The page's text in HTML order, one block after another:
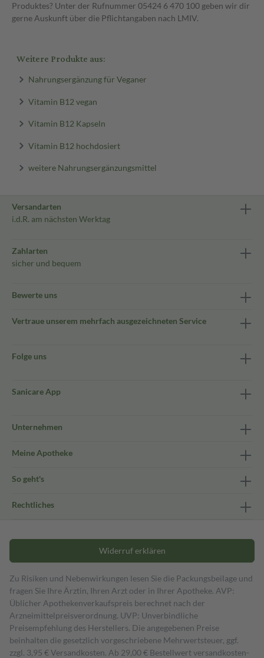
Produktes? Unter der Rufnummer 05424 6 470 100 geben wir dir
gerne Auskunft über die Pflichtangaben nach LMIV.
Weitere Produkte aus:
Nahrungsergänzung für Veganer
Vitamin B12 vegan
Vitamin B12 Kapseln
Vitamin B12 hochdosiert
weitere Nahrungsergänzungsmittel
Versandarten
i.d.R. am nächsten Werktag
Zahlarten
sicher und bequem
Bewerte uns
Vertraue unserem mehrfach ausgezeichneten Service
Folge uns
Sanicare App
Unternehmen
Meine Apotheke
So geht's
Rechtliches
Widerruf erklären
Zu Risiken und Nebenwirkungen lesen Sie die Packungsbeilage und
fragen Sie Ihre Ärztin, Ihren Arzt oder in Ihrer Apotheke. AVP:
Üblicher Apothekenverkaufspreis berechnet nach der
Arzneimittelpreisverordnung. UVP: Unverbindliche
Preisempfehlung des Herstellers. Die angegebenen Preise
beinhalten die gesetzlich vorgeschriebene Mehrwertsteuer, ggf.
zzgl. 3,95 € Versandkosten. Ab 29,00 € Bestell­wert versand­kosten­